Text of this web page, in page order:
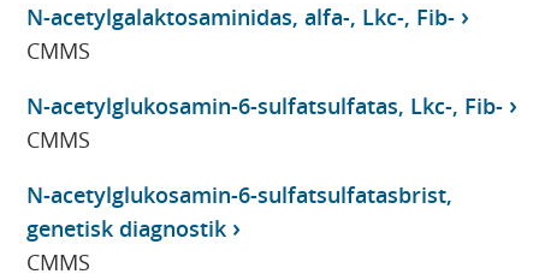
N-acetylgalaktosaminidas, alfa-, Lkc-, Fib-
CMMS
N-acetylglukosamin-6-sulfatsulfatas, Lkc-, Fib-
CMMS
N-acetylglukosamin-6-sulfatsulfatasbrist,
genetisk diagnostik
CMMS